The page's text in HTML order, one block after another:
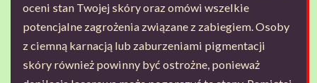
oceni stan Twojej skóry oraz omówi wszelkie
potencjalne zagrożenia związane z zabiegiem. Osoby
z ciemną karnacją lub zaburzeniami pigmentacji
skóry również powinny być ostrożne, ponieważ